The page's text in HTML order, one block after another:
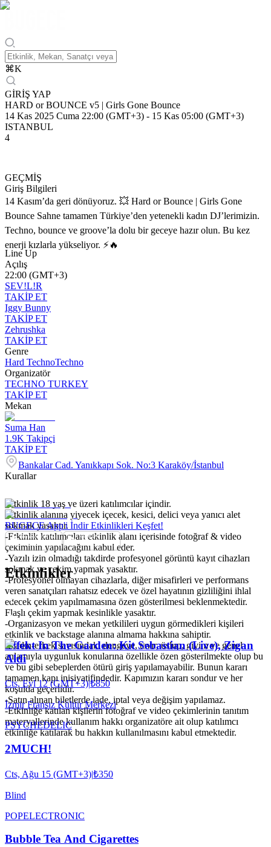
⌘K
GİRİŞ YAP
HARD or BOUNCE v5 | Girls Gone Bounce
14 Kas 2025 Cuma 22:00 (GMT+3) - 15 Kas 05:00 (GMT+3)
ISTANBUL
4
GEÇMİŞ
Giriş Bilgileri
14 Kasım’da geri dönüyoruz. 💥 Hard or Bounce | Girls Gone
Bounce Sahne tamamen Türkiye’den yetenekli kadın DJ’lerimizin.
Techno, bounce ve groove’la dolu bir geceye hazır olun. Bu kez
enerji kızlarla yükseliyor. ⚡🔥
Line Up
Açılış
22:00 (GMT+3)
SEV!L!R
TAKİP ET
Iggy Bunny
TAKİP ET
Zehrushka
TAKİP ET
Genre
Hard TechnoTechno
Organizatör
TECHNO TURKEY
TAKİP ET
Mekan
Suma Han
1.9K Takipçi
TAKİP ET
Bankalar Cad. Yanıkkapı Sok. No:3 Karaköy/İstanbul
Kurallar
-Etkinlik 18 yaş ve üzeri katılımcılar içindir.
-Etkinlik alanına yiyecek içecek, kesici, delici veya yanıcı alet
sokmak yasaktır.
-Etkinlik katılımcıları etkinlik alanı içerisinde fotoğraf & video
çekiminin yapılacağını kabul eder.
-Yazılı izin olmadığı takdirde profesyonel görüntü kayıt cihazları
sokmak ve çekim yapmak yasaktır.
-Profesyonel olmayan cihazlarla, diğer misafirleri ve performans
veren sanatçıları rahatsız edecek ve özel hayatının gizliliğini ihlal
edecek çekim yapılmamasına özen gösterilmesi beklenmektedir.
Flaşlı çekim yapmak kesinlikle yasaktır.
-Organizasyon ve mekan yetkilileri uygun görmedikleri kişileri
etkinlik ve backstage alanına almama hakkına sahiptir.
-Kadın-erkek sayısındaki dengeye, tavır, üslup, giyim ve genel
anlamıyla uygunluk konularına özellikle özen gösterilmekte olup bu
ve bu gibi sebeplerden ötürü giriş yapılamayabilir. Bunun kararı
tamamen kapı inisiyatifindedir. Kapımızın kararı sondur ve her
koşulda geçerlidir.
-Satın alınan biletlerde iade, iptal veya değişim yapılamaz.
-Etkinliğe katılan kişilerin fotoğraf ve video çekimlerinin tanıtım
materyallerinde kullanım hakkı organizatöre ait olup katılımcı
etkinliğe katılarak bu hakkın kullanılmasını kabul etmektedir.
BUGECE App'i İndir Etkinlikleri Keşfet!
Etkinlikler
Effekt In The Garden: Kit Sebastian (Live), Zigan
Aldi
Cts, Eyl 12 (GMT+3)|₺850
İzmir Fransız Kültür Merkezi
PSYCHEDELIC
2MUCH!
Cts, Ağu 15 (GMT+3)|₺350
Blind
POPELECTRONIC
Bubble Tea And Cigarettes